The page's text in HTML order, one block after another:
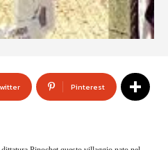
Pinterest